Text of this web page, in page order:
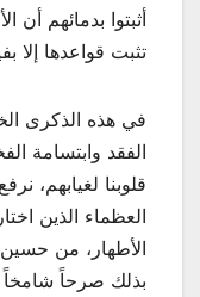
أثبتوا بدمائهم أن
تثبت قواعدها إلا
في هذه الذكرى
الفقد وابتسامة
قلوبنا لغيابهم،
العظماء الذين
الأطهار، من
بذلك صرحاً شامخاً